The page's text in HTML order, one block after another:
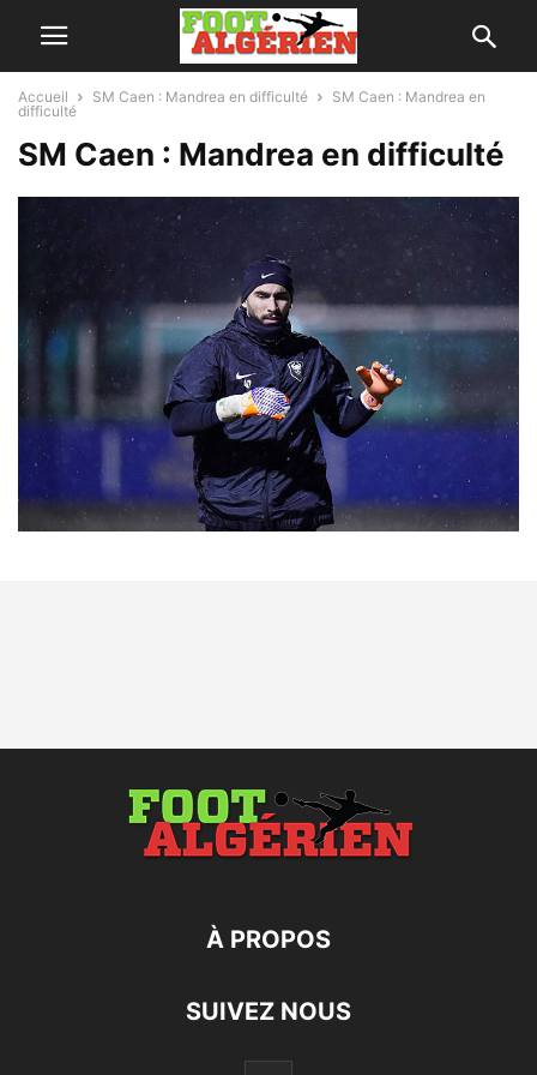
Accueil SM Caen : Mandrea en difficulté
SM Caen : Mandrea en
difficulté
SM Caen : Mandrea en difficulté
À PROPOS
SUIVEZ NOUS